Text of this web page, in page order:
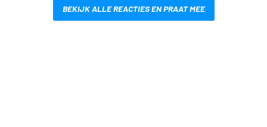
BEKIJK ALLE REACTIES EN PRAAT MEE